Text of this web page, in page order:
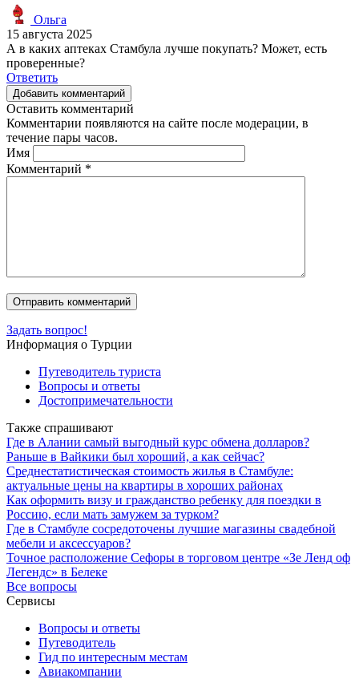
Ольга
15 августа 2025
А в каких аптеках Стамбула лучше покупать? Может, есть
проверенные?
Ответить
Добавить комментарий
Оставить комментарий
Комментарии появляются на сайте после модерации, в
течение пары часов.
Имя
Комментарий *
Задать вопрос!
Информация о Турции
Путеводитель туриста
Вопросы и ответы
Достопримечательности
Также спрашивают
Где в Алании самый выгодный курс обмена долларов?
Раньше в Вайкики был хороший, а как сейчас?
Среднестатистическая стоимость жилья в Стамбуле:
актуальные цены на квартиры в хороших районах
Как оформить визу и гражданство ребенку для поездки в
Россию, если мать замужем за турком?
Где в Стамбуле сосредоточены лучшие магазины свадебной
мебели и аксессуаров?
Точное расположение Сефоры в торговом центре «Зе Ленд оф
Легендс» в Белеке
Все вопросы
Сервисы
Вопросы и ответы
Путеводитель
Гид по интересным местам
Авиакомпании